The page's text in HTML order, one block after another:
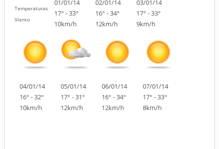
Temperaturas
Viento
01/01/14
17° - 33°
10km/h
02/01/14
16° - 34°
12km/h
03/01/14
17° - 33°
9km/h
04/01/14
16° - 32°
10km/h
05/01/14
17° - 31°
12km/h
06/01/14
16° - 34°
12km/h
07/01/14
17° - 33°
8km/h